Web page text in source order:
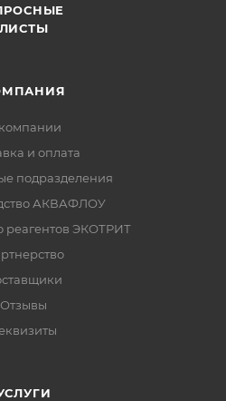
ЛИСТЫ
и оплата
подразделения
АКВАФЛОУ
реагентов ЭКОТРИТ
Отзывы